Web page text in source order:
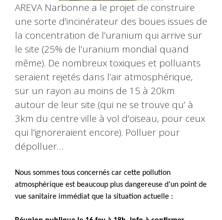
AREVA Narbonne a le projet de construire
une sorte d’incinérateur des boues issues de
la concentration de l’uranium qui arrive sur
le site (25% de l’uranium mondial quand
même). De nombreux toxiques et polluants
seraient rejetés dans l’air atmosphérique,
sur un rayon au moins de 15 à 20km
autour de leur site (qui ne se trouve qu’ à
3km du centre ville à vol d’oiseau, pour ceux
qui l’ignoreraient encore). Polluer pour
dépolluer…
Nous sommes tous concernés car cette pollution
atmosphérique est beaucoup plus dangereuse d’un point de
vue sanitaire immédiat que la situation actuelle :